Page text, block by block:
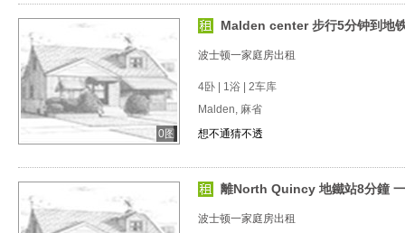
0图
Malden center 步行5分钟到地
波士顿一家庭房出租
4卧 | 1浴 | 2车库
Malden, 麻省
想不通猜不透
離North Quincy 地鐵站8分鐘
波士顿一家庭房出租